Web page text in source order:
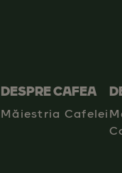
DESPRE CAFEA
Măiestria Cafelei